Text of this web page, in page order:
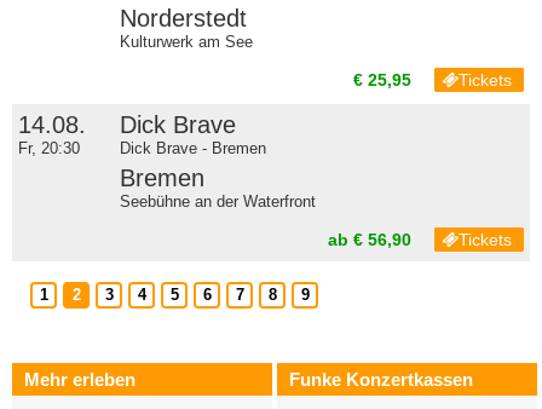
Norderstedt
Kulturwerk am See
€ 25,95 Tickets
14.08.
Fr, 20:30
Dick Brave
Dick Brave - Bremen
Bremen
Seebühne an der Waterfront
ab € 56,90 Tickets
1 2 3 4 5 6 7 8 9
Mehr erleben
Funke Konzertkassen